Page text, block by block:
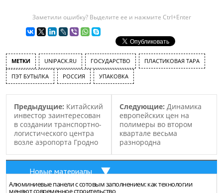
январе этого года было
меньше минеральных
пива. Общий объем
произведенного в Росси
пива, по итогам января,
составил…
Заметили ошибку? Выделите ее и нажмите Ctrl+Enter
МЕТКИ UNIPACK.RU ГОСУДАРСТВО ПЛАСТИКОВАЯ ТАРА
ПЭТ БУТЫЛКА РОССИЯ УПАКОВКА
Предыдущие: Китайский
инвестор заинтересован
в создании транспортно-
логистического центра
возле аэропорта Гродно
Следующие: Динамика
европейских цен на
полимеры во втором
квартале весьма
разнородна
Новые материалы
Алюминиевые панели с сотовым заполнением: как технологии
меняют современное строительство